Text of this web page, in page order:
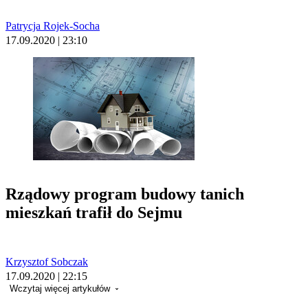
Patrycja Rojek-Socha
17.09.2020 | 23:10
Rządowy program budowy tanich
mieszkań trafił do Sejmu
Krzysztof Sobczak
17.09.2020 | 22:15
Wczytaj więcej artykułów